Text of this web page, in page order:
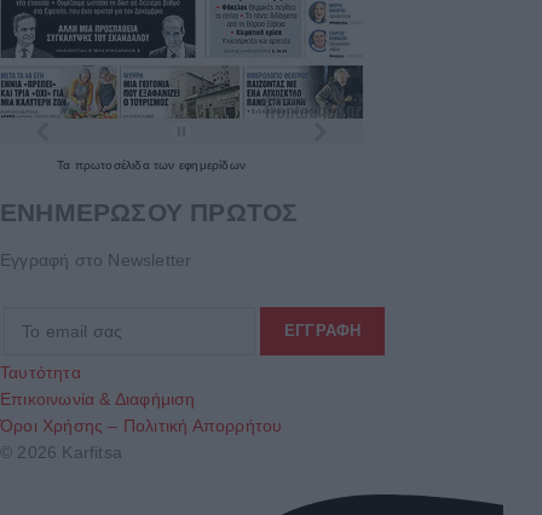
Τα πρωτοσέλιδατων εφημερίδων
ΕΝΗΜΕΡΩΣΟΥ ΠΡΩΤΟΣ
Εγγραφή στο Newsletter
Ταυτότητα
Επικοινωνία & Διαφήμιση
Όροι Χρήσης – Πολιτική Απορρήτου
© 2026 Karfitsa